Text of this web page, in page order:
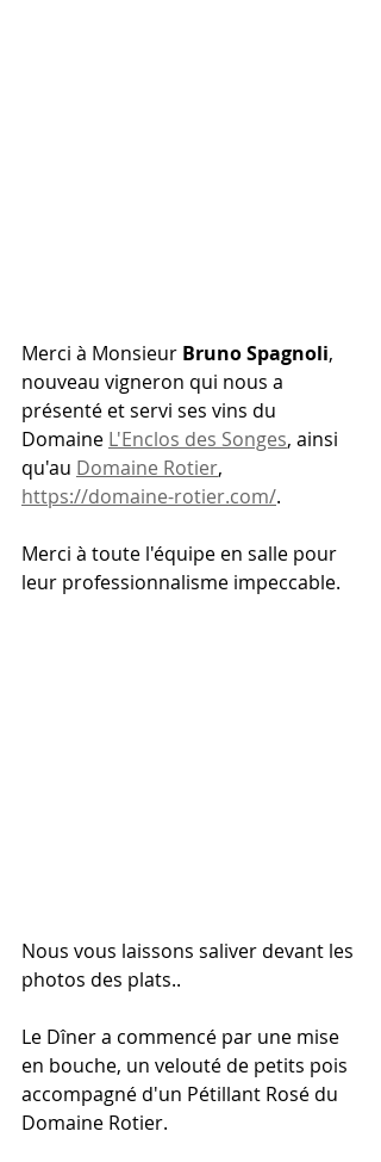
Merci à Monsieur Bruno Spagnoli,
nouveau vigneron qui nous a
présenté et servi ses vins du
Domaine L'Enclos des Songes, ainsi
qu'au Domaine Rotier,
https://domaine-rotier.com/.
Merci à toute l'équipe en salle pour
leur professionnalisme impeccable.
Nous vous laissons saliver devant les
photos des plats..
Le Dîner a commencé par une mise
en bouche, un velouté de petits pois
accompagné d'un Pétillant Rosé du
Domaine Rotier.